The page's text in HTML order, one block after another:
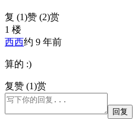
复 (1)赞 (2)赏
1 楼
西西约 9 年前
算的 :)
复赞 (1)赏
回复